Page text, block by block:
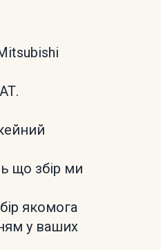
що збір ми
якомога
у ваших